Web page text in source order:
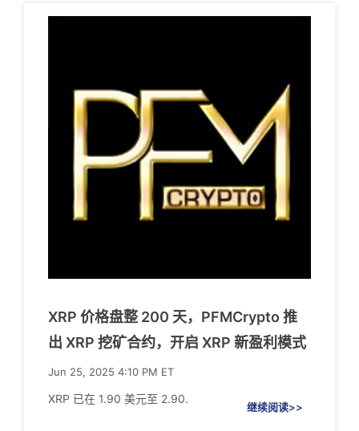
XRP 价格盘整 200 天，PFMCrypto 推
出 XRP 挖矿合约，开启 XRP 新盈利模式
Jun 25, 2025 4:10 PM ET
XRP 已在 1.90 美元至 2.90.
继续阅读>>